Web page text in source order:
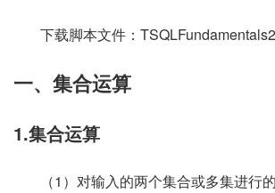
下载脚本文件：
一、集合运算
1.集合运算
（1）对输入的两个集合或多集进行的